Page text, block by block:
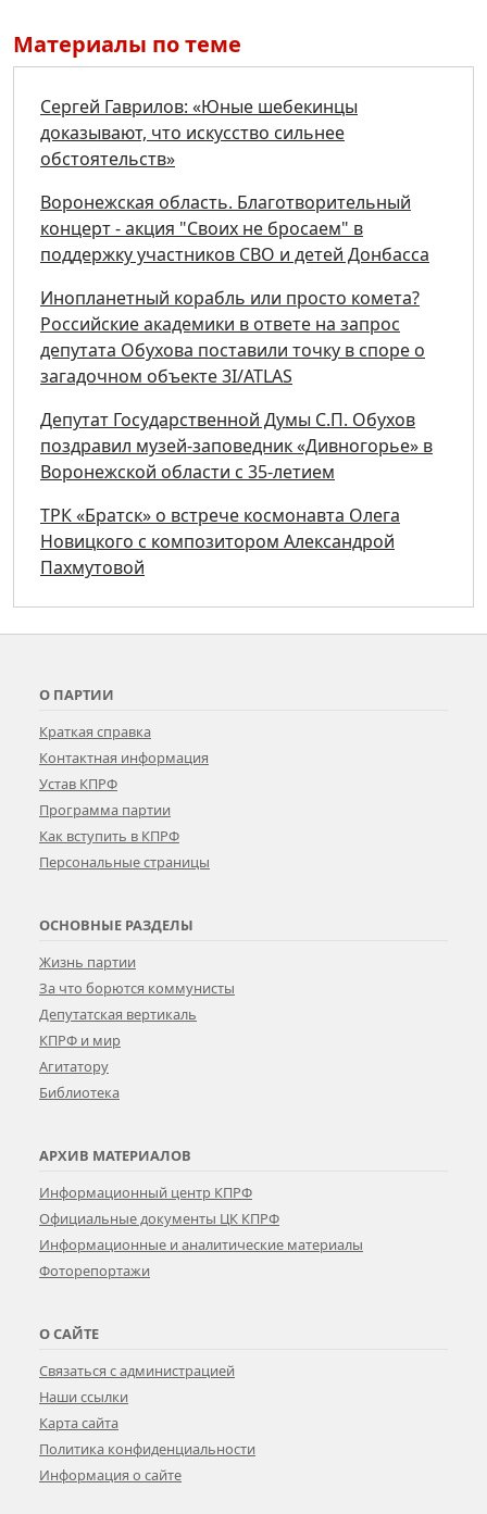
Материалы по теме
Сергей Гаврилов: «Юные шебекинцы
доказывают, что искусство сильнее
обстоятельств»
Воронежская область. Благотворительный
концерт - акция "Своих не бросаем" в
поддержку участников СВО и детей Донбасса
Инопланетный корабль или просто комета?
Российские академики в ответе на запрос
депутата Обухова поставили точку в споре о
загадочном объекте 3I/ATLAS
Депутат Государственной Думы С.П. Обухов
поздравил музей-заповедник «Дивногорье» в
Воронежской области с 35-летием
ТРК «Братск» о встрече космонавта Олега
Новицкого с композитором Александрой
Пахмутовой
О ПАРТИИ
Краткая справка
Контактная информация
Устав КПРФ
Программа партии
Как вступить в КПРФ
Персональные страницы
ОСНОВНЫЕ РАЗДЕЛЫ
Жизнь партии
За что борются коммунисты
Депутатская вертикаль
КПРФ и мир
Агитатору
Библиотека
АРХИВ МАТЕРИАЛОВ
Информационный центр КПРФ
Официальные документы ЦК КПРФ
Информационные и аналитические материалы
Фоторепортажи
О САЙТЕ
Связаться с администрацией
Наши ссылки
Карта сайта
Политика конфиденциальности
Информация о сайте